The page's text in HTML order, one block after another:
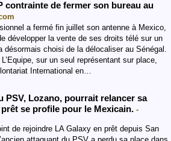
contrainte de fermer son bureau au
a fermé fin juillet son antenne à Mexico,
développer la vente de ses droits télé sur un
désormais choisi de la délocaliser au Sénégal.
sur un seul représentant sur place,
International en…
PSV, Lozano, pourrait relancer sa
se profile pour le Mexicain. -
de rejoindre LA Galaxy en prêt depuis San